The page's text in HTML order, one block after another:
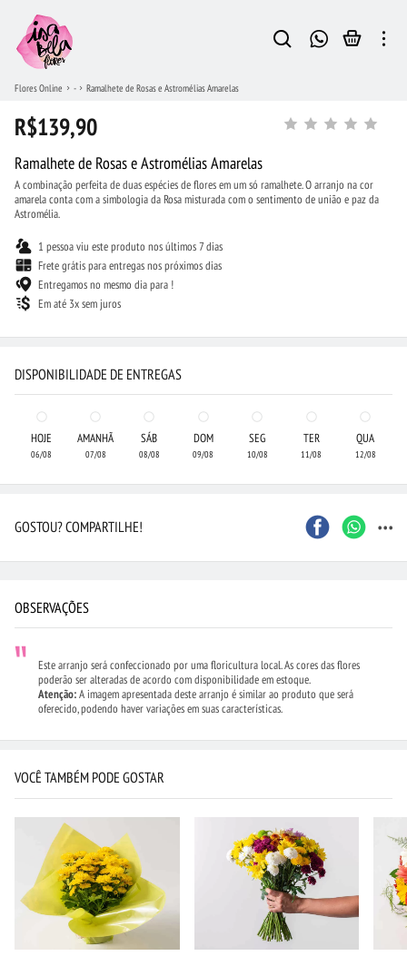
Flores Online - Ramalhete de Rosas e Astromélias Amarelas
R$139,90
Ramalhete de Rosas e Astromélias Amarelas
A combinação perfeita de duas espécies de flores em um só ramalhete. O arranjo na cor
amarela conta com a simbologia da Rosa misturada com o sentimento de união e paz da
Astromélia.
1 pessoa viu este produto nos últimos 7 dias
Frete grátis para entregas nos próximos dias
Entregamos no mesmo dia para !
Em até 3x sem juros
DISPONIBILIDADE DE ENTREGAS
HOJE
06/08
AMANHÃ
07/08
SÁB
08/08
DOM
09/08
SEG
10/08
TER
11/08
QUA
12/08
GOSTOU? COMPARTILHE! ...
OBSERVAÇÕES
Este arranjo será confeccionado por uma floricultura local. As cores das flores
poderão ser alteradas de acordo com disponibilidade em estoque.
Atenção:A imagem apresentada deste arranjo é similar ao produto que será
oferecido, podendo haver variações em suas características.
VOCÊ TAMBÉM PODE GOSTAR